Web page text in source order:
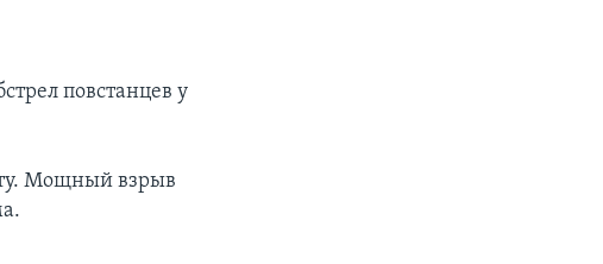
повстанцев у
Мощный взрыв